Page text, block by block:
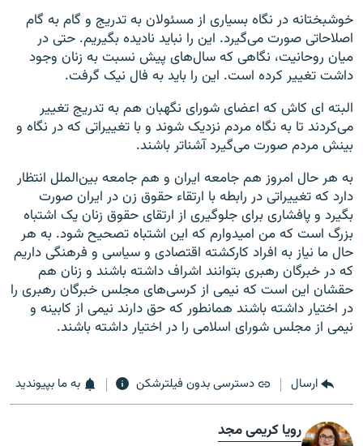
خوشبختانه در نگاه بسیاری از مسئولان به تدریج و گام به گام
اصلاحاتی صورت می‌گیرد. این را نباید نادیده بگیریم. حتی در
میان روحانیت، نگاهی که سال‌های پیش نسبت به زنان وجود
داشت تغییر کرده است. این را باید به فال نیک گرفت.
البته ای کاش که اعضای شورای نگهبان هم به تدریج تغییر
می‌کردند تا به نگاه مردم نزدیک شوند و با تغییراتی که در نگاه و
بینش مردم صورت می‌گیرد آشناتر باشند.
به هر حال امروز هم جامعه ایران و هم جامعه بین‌الملل انتظار
دارد که تغییراتی در رابطه با ارتقاء‌ حقوق زن در ایران صورت
بگیرد و پافشاری برای جلوگیری از ارتقای حقوق زنان یک اشتباه
بزرگ است که من امیدوارم که این اشتباه تصحیح شود. به هر
حال ما نیاز به افراد کارکشته اقتصادی و سیاسی و فرهنگی داریم
که در خبرگان رهبری بتوانند اشراف داشته باشند و زنان هم
حقشان این است که نیمی از کرسی‌های مجلس خبرگان رهبری را
در اختیار داشته باشند همانطور که حق دارند نیمی از کابینه و
نیمی از مجلس شورای اسلامی را در اختیار داشته باشند.
ارسال دسترسی بدون فیلترشکن به ما بپیوندید
رویا کریمی مجد